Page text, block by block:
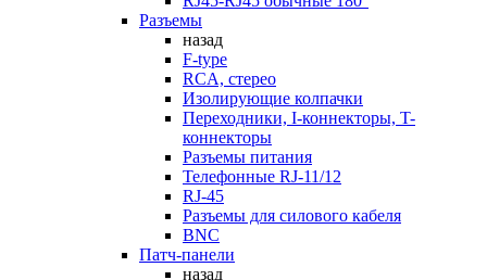
Разъемы
назад
F-type
RCA, стерео
Изолирующие колпачки
Переходники, I-коннекторы, T-
коннекторы
Разъемы питания
Телефонные RJ-11/12
RJ-45
Разъемы для силового кабеля
BNC
Патч-панели
назад